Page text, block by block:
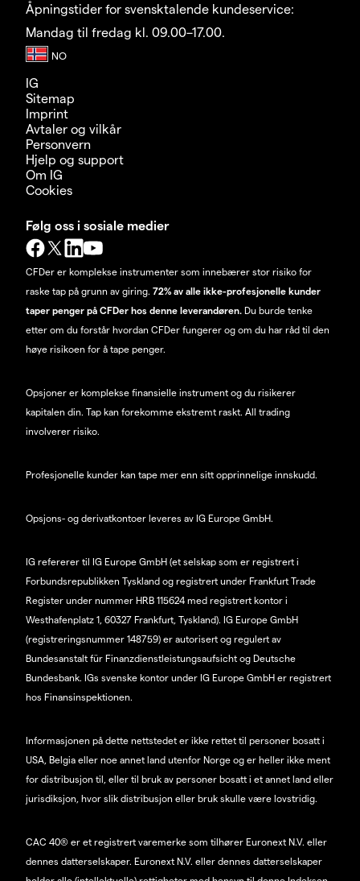
Åpningstider for svensktalende kundeservice:
Mandag til fredag kl. 09.00–17.00.
IG
Sitemap
Imprint
Avtaler og vilkår
Personvern
Hjelp og support
Om IG
Cookies
Følg oss i sosiale medier
CFDer er komplekse instrumenter som innebærer stor risiko for
raske tap på grunn av giring. 72% av alle ikke-profesjonelle kunder
taper penger på CFDer hos denne leverandøren. Du burde tenke
etter om du forstår hvordan CFDer fungerer og om du har råd til den
høye risikoen for å tape penger.
Opsjoner er komplekse finansielle instrument og du risikerer
kapitalen din. Tap kan forekomme ekstremt raskt. All trading
involverer risiko.
Profesjonelle kunder kan tape mer enn sitt opprinnelige innskudd.
Opsjons- og derivatkontoer leveres av IG Europe GmbH.
IG refererer til IG Europe GmbH (et selskap som er registrert i
Forbundsrepublikken Tyskland og registrert under Frankfurt Trade
Register under nummer HRB 115624 med registrert kontor i
Westhafenplatz 1, 60327 Frankfurt, Tyskland). IG Europe GmbH
(registreringsnummer 148759) er autorisert og regulert av
Bundesanstalt für Finanzdienstleistungsaufsicht og Deutsche
Bundesbank. IGs svenske kontor under IG Europe GmbH er registrert
hos Finansinspektionen.
Informasjonen på dette nettstedet er ikke rettet til personer bosatt i
USA, Belgia eller noe annet land utenfor Norge og er heller ikke ment
for distribusjon til, eller til bruk av personer bosatt i et annet land eller
jurisdiksjon, hvor slik distribusjon eller bruk skulle være lovstridig.
CAC 40® er et registrert varemerke som tilhører Euronext N.V. eller
dennes datterselskaper. Euronext N.V. eller dennes datterselskaper